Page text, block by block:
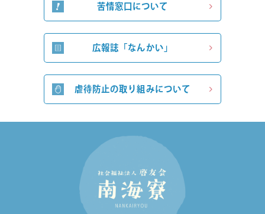
苦情窓口について
広報誌「なんかい」
虐待防止の取り組みについて